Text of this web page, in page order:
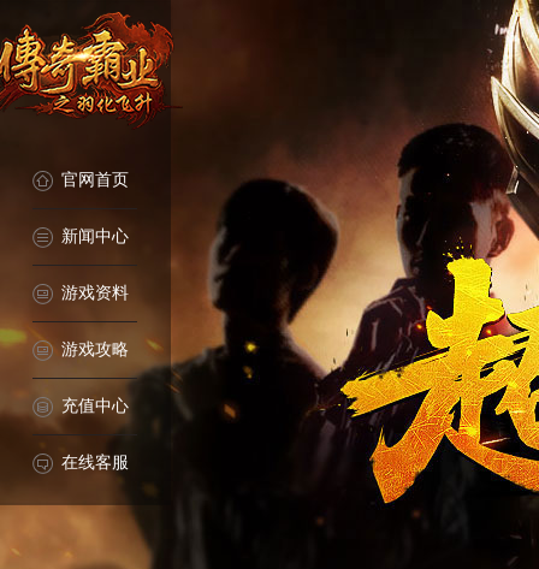
官网首页
新闻中心
游戏资料
游戏攻略
充值中心
在线客服